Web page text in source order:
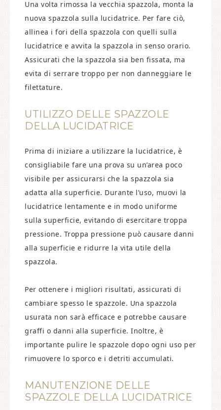
Una volta rimossa la vecchia spazzola, monta la
nuova spazzola sulla lucidatrice. Per fare ciò,
allinea i fori della spazzola con quelli sulla
lucidatrice e avvita la spazzola in senso orario.
Assicurati che la spazzola sia ben fissata, ma
evita di serrare troppo per non danneggiare le
filettature.
UTILIZZO DELLE SPAZZOLE
DELLA LUCIDATRICE
Prima di iniziare a utilizzare la lucidatrice, è
consigliabile fare una prova su un’area poco
visibile per assicurarsi che la spazzola sia
adatta alla superficie. Durante l’uso, muovi la
lucidatrice lentamente e in modo uniforme
sulla superficie, evitando di esercitare troppa
pressione. Troppa pressione può causare danni
alla superficie e ridurre la vita utile della
spazzola.
Per ottenere i migliori risultati, assicurati di
cambiare spesso le spazzole. Una spazzola
usurata non sarà efficace e potrebbe causare
graffi o danni alla superficie. Inoltre, è
importante pulire le spazzole dopo ogni uso per
rimuovere lo sporco e i detriti accumulati.
MANUTENZIONE DELLE
SPAZZOLE DELLA LUCIDATRICE